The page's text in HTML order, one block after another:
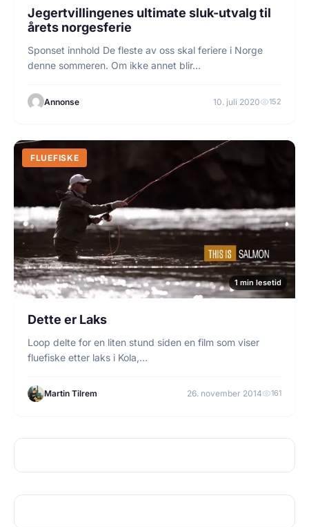
Jegertvillingenes ultimate sluk-utvalg til
årets norgesferie
Sponset innhold De fleste av oss skal feriere i Norge
denne sommeren. Om ikke annet blir…
Annonse 10. juli 2020 152
FLUEFISKE
1 min lesetid
Dette er Laks
Loop delte for en liten stund siden en film som viser
fluefiske etter laks i Kola,…
Martin Tilrem 26. november 2014 161